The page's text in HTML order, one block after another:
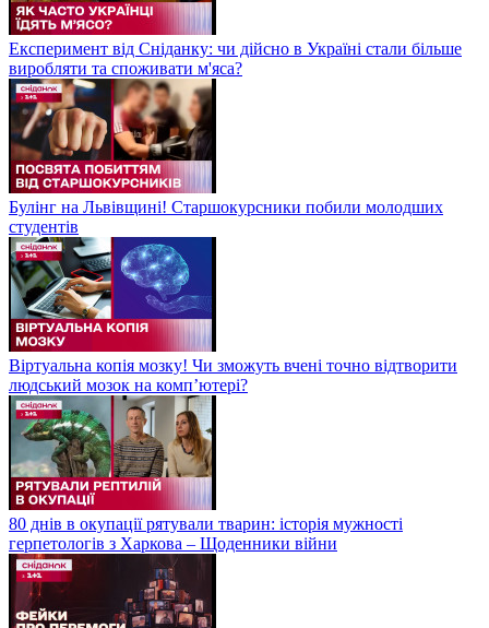
Експеримент від Сніданку: чи дійсно в Україні стали більше
виробляти та споживати м'яса?
Булінг на Львівщині! Старшокурсники побили молодших
студентів
Віртуальна копія мозку! Чи зможуть вчені точно відтворити
людський мозок на компʼютері?
80 днів в окупації рятували тварин: історія мужності
герпетологів з Харкова – Щоденники війни